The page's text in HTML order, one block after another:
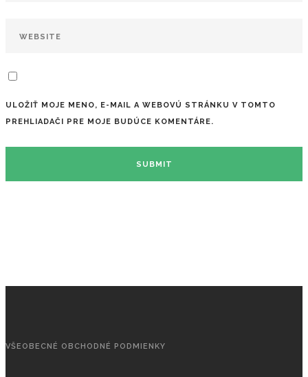
ULOŽIŤ MOJE MENO, E-MAIL A WEBOVÚ STRÁNKU V TOMTO
PREHLIADAČI PRE MOJE BUDÚCE KOMENTÁRE.
VŠEOBECNÉ OBCHODNÉ PODMIENKY